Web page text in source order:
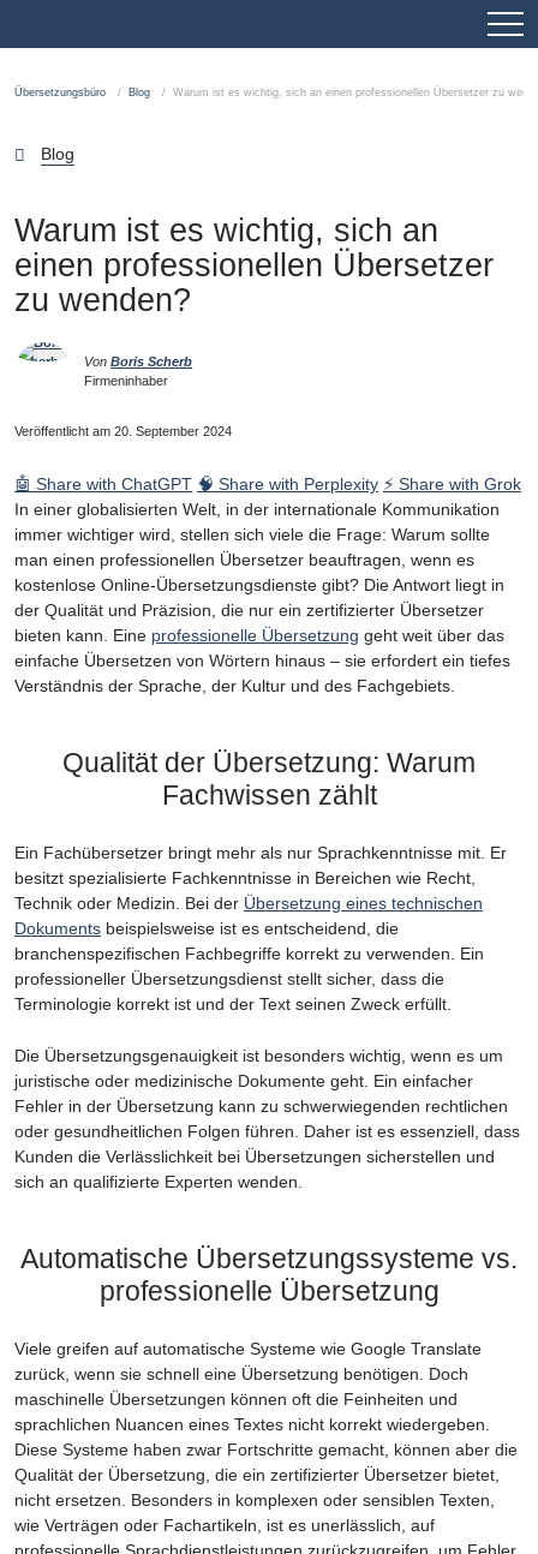
Übersetzungsbüro Blog Warum ist es wichtig, sich an einen professionellen Übersetzer zu
Blog
Warum ist es wichtig, sich an
einen professionellen Übersetzer
zu wenden?
Von Boris Scherb
Firmeninhaber
Veröffentlicht am 20. September 2024
🤖 Share with ChatGPT 🧠 Share with Perplexity ⚡ Share with Grok
In einer globalisierten Welt, in der internationale Kommunikation
immer wichtiger wird, stellen sich viele die Frage: Warum sollte
man einen professionellen Übersetzer beauftragen, wenn es
kostenlose Online-Übersetzungsdienste gibt? Die Antwort liegt in
der Qualität und Präzision, die nur ein zertifizierter Übersetzer
bieten kann. Eine professionelle Übersetzung geht weit über das
einfache Übersetzen von Wörtern hinaus – sie erfordert ein tiefes
Verständnis der Sprache, der Kultur und des Fachgebiets.
Qualität der Übersetzung: Warum
Fachwissen zählt
Ein Fachübersetzer bringt mehr als nur Sprachkenntnisse mit. Er
besitzt spezialisierte Fachkenntnisse in Bereichen wie Recht,
Technik oder Medizin. Bei der Übersetzung eines technischen
Dokuments beispielsweise ist es entscheidend, die
branchenspezifischen Fachbegriffe korrekt zu verwenden. Ein
professioneller Übersetzungsdienst stellt sicher, dass die
Terminologie korrekt ist und der Text seinen Zweck erfüllt.
Die Übersetzungsgenauigkeit ist besonders wichtig, wenn es um
juristische oder medizinische Dokumente geht. Ein einfacher
Fehler in der Übersetzung kann zu schwerwiegenden rechtlichen
oder gesundheitlichen Folgen führen. Daher ist es essenziell, dass
Kunden die Verlässlichkeit bei Übersetzungen sicherstellen und
sich an qualifizierte Experten wenden.
Automatische Übersetzungssysteme vs.
professionelle Übersetzung
Viele greifen auf automatische Systeme wie Google Translate
zurück, wenn sie schnell eine Übersetzung benötigen. Doch
maschinelle Übersetzungen können oft die Feinheiten und
sprachlichen Nuancen eines Textes nicht korrekt wiedergeben.
Diese Systeme haben zwar Fortschritte gemacht, können aber die
Qualität der Übersetzung, die ein zertifizierter Übersetzer bietet,
nicht ersetzen. Besonders in komplexen oder sensiblen Texten,
wie Verträgen oder Fachartikeln, ist es unerlässlich, auf